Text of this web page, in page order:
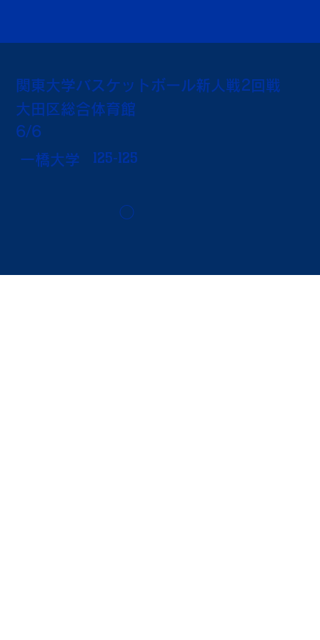
6/6
◯
関東大学バスケットボール新人戦2回戦
大田区総合体育館
一橋大学 125-125